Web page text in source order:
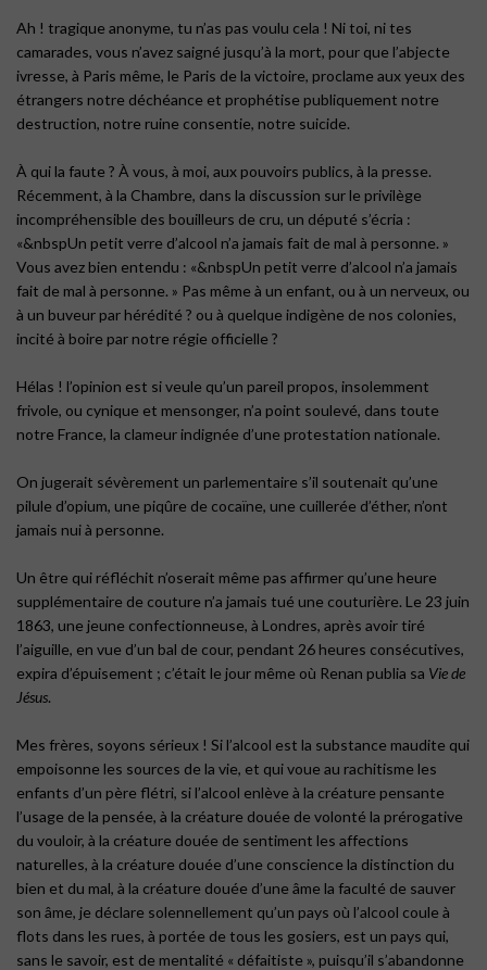
Ah ! tragique anonyme, tu n’as pas voulu cela ! Ni toi, ni tes
camarades, vous n’avez saigné jusqu’à la mort, pour que l’abjecte
ivresse, à Paris même, le Paris de la victoire, proclame aux yeux des
étrangers notre déchéance et prophétise publiquement notre
destruction, notre ruine consentie, notre suicide.
À qui la faute ? À vous, à moi, aux pouvoirs publics, à la presse.
Récemment, à la Chambre, dans la discussion sur le privilège
incompréhensible des bouilleurs de cru, un député s’écria :
«&nbspUn petit verre d’alcool n’a jamais fait de mal à personne. »
Vous avez bien entendu : «&nbspUn petit verre d’alcool n’a jamais
fait de mal à personne. » Pas même à un enfant, ou à un nerveux, ou
à un buveur par hérédité ? ou à quelque indigène de nos colonies,
incité à boire par notre régie officielle ?
Hélas ! l’opinion est si veule qu’un pareil propos, insolemment
frivole, ou cynique et mensonger, n’a point soulevé, dans toute
notre France, la clameur indignée d’une protestation nationale.
On jugerait sévèrement un parlementaire s’il soutenait qu’une
pilule d’opium, une piqûre de cocaïne, une cuillerée d’éther, n’ont
jamais nui à personne.
Un être qui réfléchit n’oserait même pas affirmer qu’une heure
supplémentaire de couture n’a jamais tué une couturière. Le 23 juin
1863, une jeune confectionneuse, à Londres, après avoir tiré
l’aiguille, en vue d’un bal de cour, pendant 26 heures consécutives,
expira d’épuisement ; c’était le jour même où Renan publia sa Vie de
Jésus.
Mes frères, soyons sérieux ! Si l’alcool est la substance maudite qui
empoisonne les sources de la vie, et qui voue au rachitisme les
enfants d’un père flétri, si l’alcool enlève à la créature pensante
l’usage de la pensée, à la créature douée de volonté la prérogative
du vouloir, à la créature douée de sentiment les affections
naturelles, à la créature douée d’une conscience la distinction du
bien et du mal, à la créature douée d’une âme la faculté de sauver
son âme, je déclare solennellement qu’un pays où l’alcool coule à
flots dans les rues, à portée de tous les gosiers, est un pays qui,
sans le savoir, est de mentalité « défaitiste », puisqu’il s’abandonne